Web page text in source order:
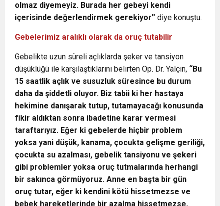
olmaz diyemeyiz. Burada her gebeyi kendi
içerisinde değerlendirmek gerekiyor” diye konuştu.
Gebelerimiz aralıklı olarak da oruç tutabilir
Gebelikte uzun süreli açlıklarda şeker ve tansiyon
düşüklüğü ile karşılaştıklarını belirten Op. Dr. Yalçın, “Bu
15 saatlik açlık ve susuzluk süresince bu durum
daha da şiddetli oluyor. Biz tabii ki her hastaya
hekimine danışarak tutup, tutamayacağı konusunda
fikir aldıktan sonra ibadetine karar vermesi
taraftarıyız. Eğer ki gebelerde hiçbir problem
yoksa yani düşük, kanama, çocukta gelişme geriliği,
çocukta su azalması, gebelik tansiyonu ve şekeri
gibi problemler yoksa oruç tutmalarında herhangi
bir sakınca görmüyoruz. Anne en başta bir gün
oruç tutar, eğer ki kendini kötü hissetmezse ve
bebek hareketlerinde bir azalma hissetmezse,